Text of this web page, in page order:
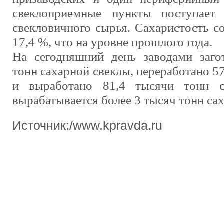
свеклоприемные пункты
свекловичного сырья. Сахаристость
17,4 %, что на уровне прошлого года.
На сегодняшний день заводами
тонн сахарной свеклы, переработано
и выработано 81,4 тысячи тонн
вырабатывается более 3 тысяч тонн
Источник:/www.kpravda.ru